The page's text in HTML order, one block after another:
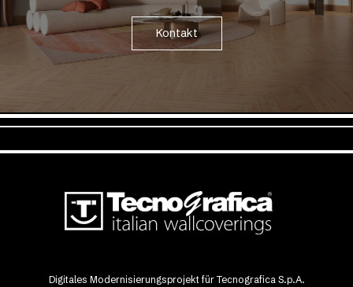
Kontakt
Digitales Modernisierungsprojekt für Tecnografica S.p.A.